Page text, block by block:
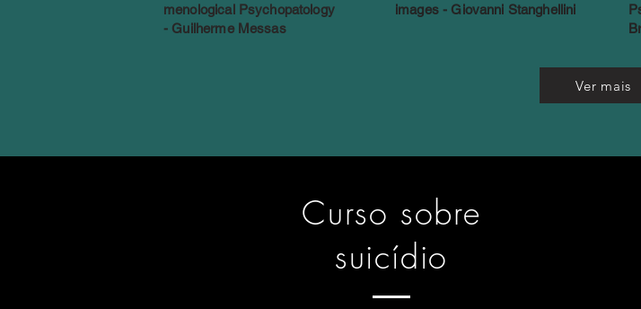
menological Psychopatology
- Guilherme Messas
images - Giovanni Stanghellini
Ver mais
Curso sobre
suicídio